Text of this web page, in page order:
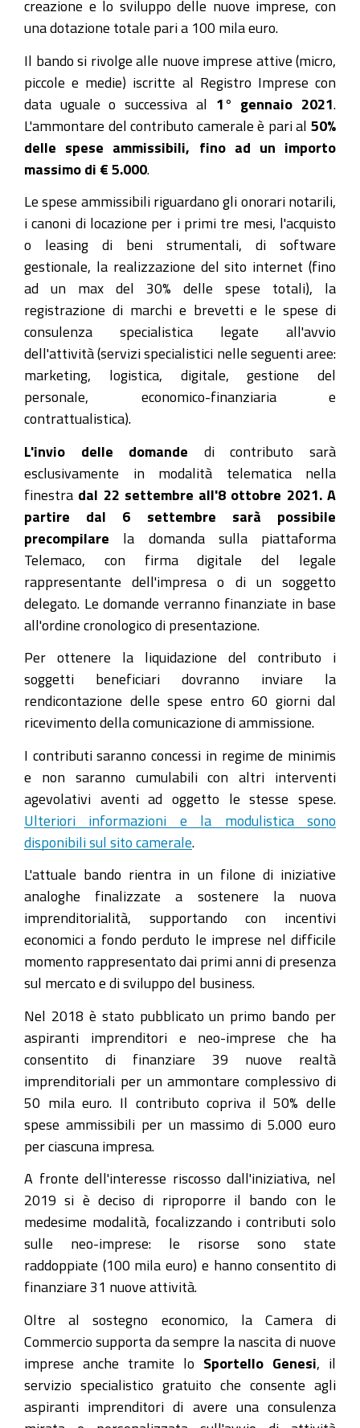
creazione e lo sviluppo delle nuove imprese, con
una dotazione totale pari a 100 mila euro.
Il bando si rivolge alle nuove imprese attive (micro,
piccole e medie) iscritte al Registro Imprese con
data uguale o successiva al 1° gennaio 2021
L'ammontare del contributo camerale è pari al 50%
delle spese ammissibili, fino ad un importo
massimo di € 5.000
Le spese ammissibili riguardano gli onorari notarili,
i canoni di locazione per i primi tre mesi, l'acquisto
o leasing di beni strumentali, di software
gestionale, la realizzazione del sito internet (fino
ad un max del 30% delle spese totali), la
registrazione di marchi e brevetti e le spese di
consulenza specialistica legate all'avvio
dell'attività (servizi specialistici nelle seguenti aree:
marketing, logistica, digitale, gestione del
personale, economico-finanziaria e
contrattualistica).
L'invio delle domande di contributo sarà
esclusivamente in modalità telematica nella
finestra dal 22 settembre all'8 ottobre 2021. A
partire dal 6 settembre sarà possibile
precompilare la domanda sulla piattaforma
Telemaco, con firma digitale del legale
rappresentante dell'impresa o di un soggetto
delegato. Le domande verranno finanziate in base
all'ordine cronologico di presentazione.
Per ottenere la liquidazione del contributo i
soggetti beneficiari dovranno inviare la
rendicontazione delle spese entro 60 giorni dal
ricevimento della comunicazione di ammissione.
I contributi saranno concessi in regime de minimis
e non saranno cumulabili con altri interventi
agevolativi aventi ad oggetto le stesse spese.
Ulteriori informazioni e la modulistica sono
disponibili sul sito camerale
L'attuale bando rientra in un filone di iniziative
analoghe finalizzate a sostenere la nuova
imprenditorialità, supportando con incentivi
economici a fondo perduto le imprese nel difficile
momento rappresentato dai primi anni di presenza
sul mercato e di sviluppo del business.
Nel 2018 è stato pubblicato un primo bando per
aspiranti imprenditori e neo-imprese che ha
consentito di finanziare 39 nuove realtà
imprenditoriali per un ammontare complessivo di
50 mila euro. Il contributo copriva il 50% delle
spese ammissibili per un massimo di 5.000 euro
per ciascuna impresa.
A fronte dell'interesse riscosso dall'iniziativa, nel
2019 si è deciso di riproporre il bando con le
medesime modalità, focalizzando i contributi solo
sulle neo-imprese: le risorse sono state
raddoppiate (100 mila euro) e hanno consentito di
finanziare 31 nuove attività.
Oltre al sostegno economico, la Camera di
Commercio supporta da sempre la nascita di nuove
imprese anche tramite lo Sportello Genesi , il
servizio specialistico gratuito che consente agli
aspiranti imprenditori di avere una consulenza